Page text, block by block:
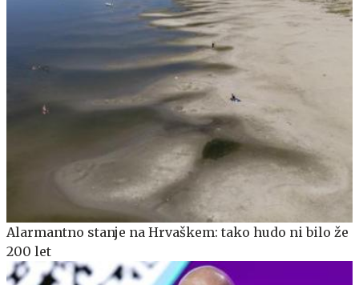
Alarmantno stanje na Hrvaškem: tako hudo ni bilo že
200 let